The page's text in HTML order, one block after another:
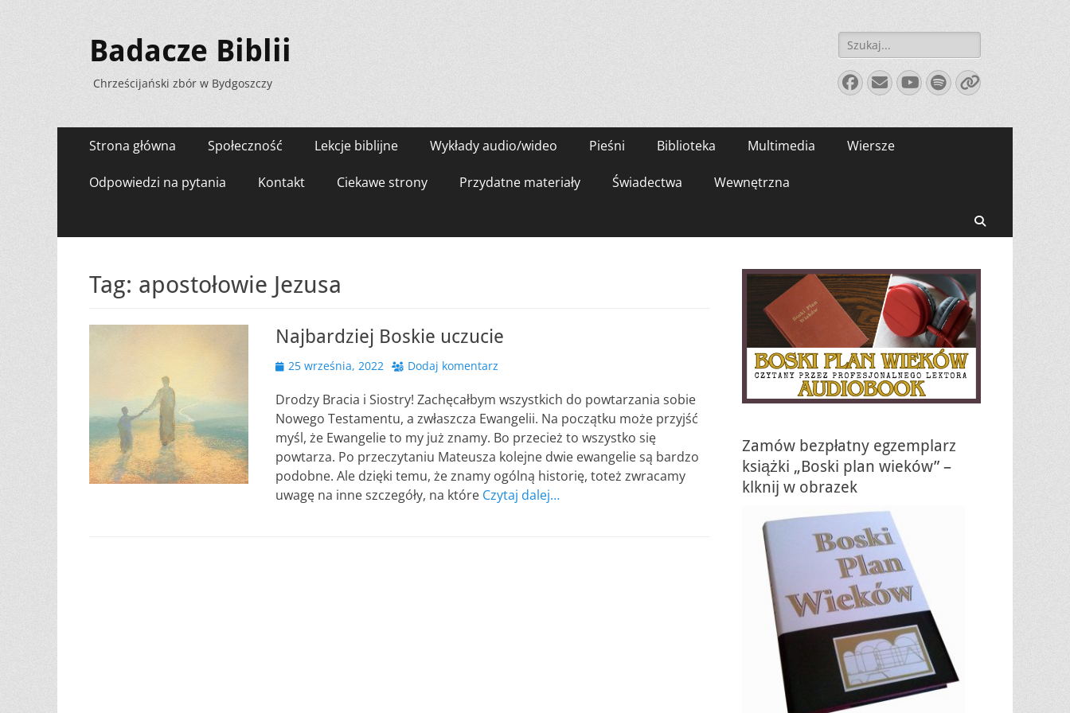
Badacze Biblii
Chrześcijański zbór w Bydgoszczy
Szukaj:
Facebook
E-
mail
YouTube
Spotify
Link
Menu
zawartości
Strona główna Społeczność Lekcje biblijne Wykłady audio/wideo Pieśni Biblioteka Multimedia Wiersze
Odpowiedzi na pytania Kontakt Ciekawe strony Przydatne materiały Świadectwa Wewnętrzna
Tag: apostołowie Jezusa
Najbardziej Boskie uczucie
Opublikowano
25 września, 2022 Dodaj komentarz
Drodzy Bracia i Siostry! Zachęcałbym wszystkich do powtarzania sobie
Nowego Testamentu, a zwłaszcza Ewangelii. Na początku może przyjść
myśl, że Ewangelie to my już znamy. Bo przecież to wszystko się
powtarza. Po przeczytaniu Mateusza kolejne dwie ewangelie są bardzo
podobne. Ale dzięki temu, że znamy ogólną historię, toteż zwracamy
uwagę na inne szczegóły, na które Czytaj dalej…
Zamów bezpłatny egzemplarz
książki „Boski plan wieków” –
klknij w obrazek